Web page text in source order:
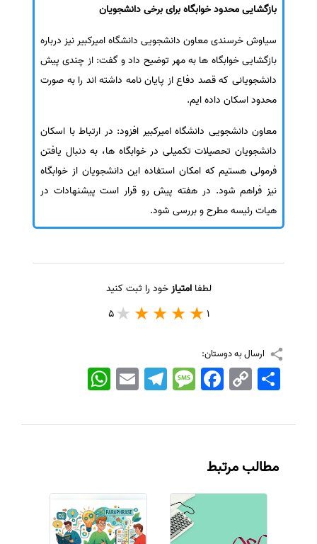
بازگشایی محدود خوابگاه برای برخی دانشجویان
سیاوش خرسندی معاون دانشجویی دانشگاه امیرکبیر نیز درباره
بازگشایی خوابگاه ها به مهر توضیح داد و گفت: از چندی پیش
دانشجویانی که قصد دفاع از پایان نامه داشته اند را به صورت
محدود اسکان داده ایم.
معاون دانشجویی دانشگاه امیرکبیر افزود: در ارتباط با اسکان
دانشجویان تحصیلات تکمیلی در خوابگاه ها، به دنبال یافتن
فرمولی هستیم که امکان استفاده این دانشجویان از خوابگاه
نیز فراهم شود. در هفته پیش رو قرار است پیشنهادات در
هیات رئیسه مطرح و بررسی شود.
لطفاامتیازخود را ثبت کنید
1
5
ارسال به دوستان:
WhatsApp EmailTelegramMessageFacebook Copy
Link
اشتراک
مطالب مرتبط